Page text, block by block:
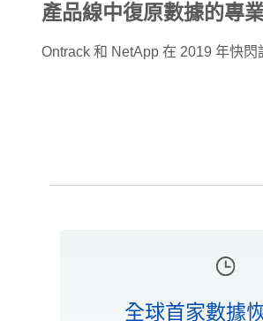
產品線中復原數據的專
Ontrack 和 NetApp 在 2019 年快
全球首家數據